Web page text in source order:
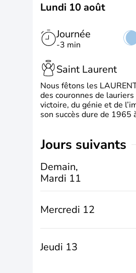
Lundi 10 août
Journée
-3 min
Saint Laurent
Nous fêtons les
des couronnes de
victoire, du génie et de
son succès dure de 1965
jours suivants
Demain,
Mardi 11
Mercredi 12
Jeudi 13